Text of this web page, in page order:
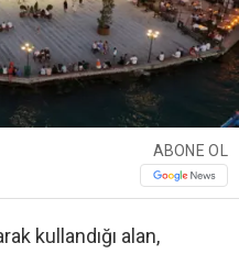
ABONE OL
kullandığı alan,